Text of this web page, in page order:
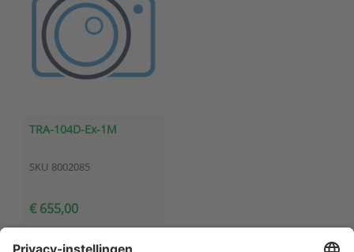
TRA-104D-Ex-1M
SKU 8002085
€ 655,00